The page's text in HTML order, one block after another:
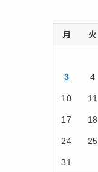
月 火
3 4
10 11
17 18
24 25
31